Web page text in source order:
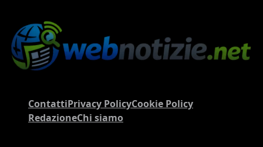
ContattiPrivacy PolicyCookie Policy
RedazioneChi siamo